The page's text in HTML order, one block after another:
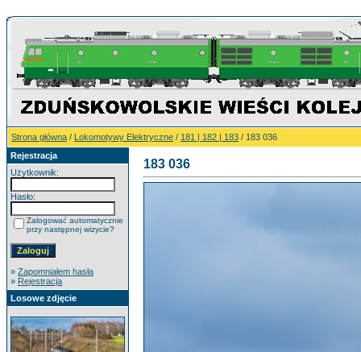
Strona główna / Lokomotywy Elektryczne / 181 | 182 | 183 / 183 036
Rejestracja
Użytkownik:
Hasło:
Zalogować automatycznie
przy następnej wizycie?
» Zapomniałem hasła
» Rejestracja
Losowe zdjęcie
183 036